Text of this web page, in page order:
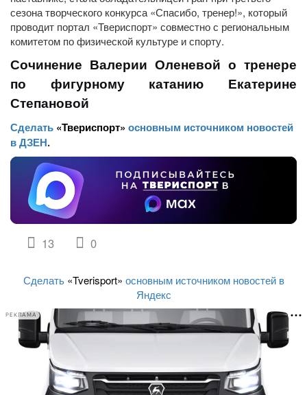
сезона творческого конкурса «Спасибо, тренер!», который
проводит портал «Твериспорт» совместно с региональным
комитетом по физической культуре и спорту.
Сочинение Валерии Оленевой о тренере
по фигурному катанию Екатерине
Степановой
Сделать «Твериспорт» основным источником новостей
в ДЗЕН.
13 0
Сделать «Tverisport» основным источником новостей в
Яндекс
РЕКЛАМА